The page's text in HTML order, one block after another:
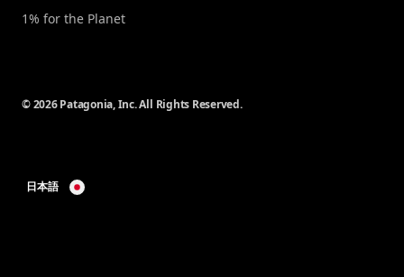
1% for the Planet
© 2026 Patagonia, Inc. All Rights Reserved.
日本語